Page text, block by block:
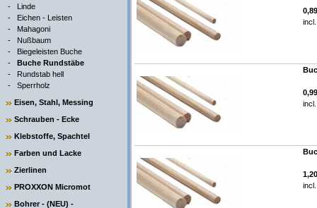
- Linde
- Eichen - Leisten
- Mahagoni
- Nußbaum
- Biegeleisten Buche
- Buche Rundstäbe
- Rundstab hell
- Sperrholz
Eisen, Stahl, Messing
Schrauben - Ecke
Klebstoffe, Spachtel
Farben und Lacke
Zierlinen
PROXXON Micromot
Bohrer - (NEU) -